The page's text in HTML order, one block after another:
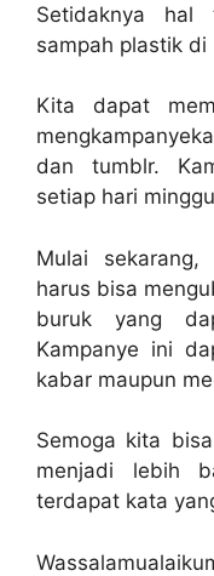
Setidaknya hal
sampah plastik di
Kita dapat
dan tumblr.
setiap hari
Mulai
harus bisa
buruk yang
Kampanye ini
kabar maupun
Semoga kita
menjadi lebih
terdapat kata